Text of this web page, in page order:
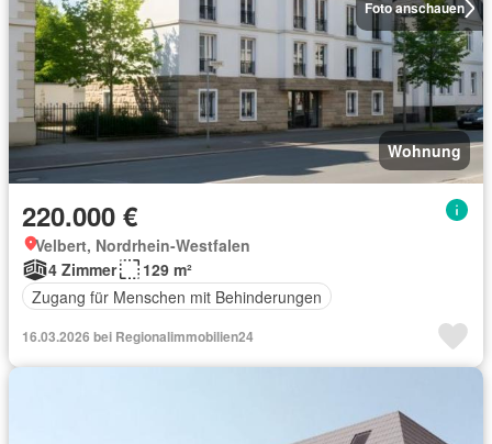
Foto anschauen
Wohnung
220.000 €
Velbert, Nordrhein-Westfalen
4 Zimmer
129 m²
Zugang für Menschen mit Behinderungen
16.03.2026 bei Regionalimmobilien24